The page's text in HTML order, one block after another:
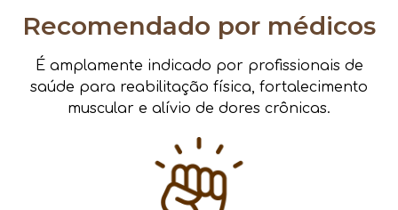
Recomendado por médicos
É amplamente indicado por profissionais de
saúde para reabilitação física, fortalecimento
muscular e alívio de dores crônicas.